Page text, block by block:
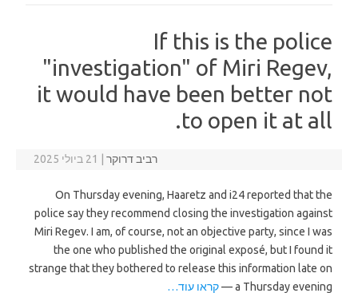
If this is the police
"investigation" of Miri Regev,
it would have been better not
to open it at all.
רביב דרוקר 21 ביולי 2025
On Thursday evening, Haaretz and i24 reported that the
police say they recommend closing the investigation against
Miri Regev. I am, of course, not an objective party, since I was
the one who published the original exposé, but I found it
strange that they bothered to release this information late on
a Thursday evening —
קראו עוד…